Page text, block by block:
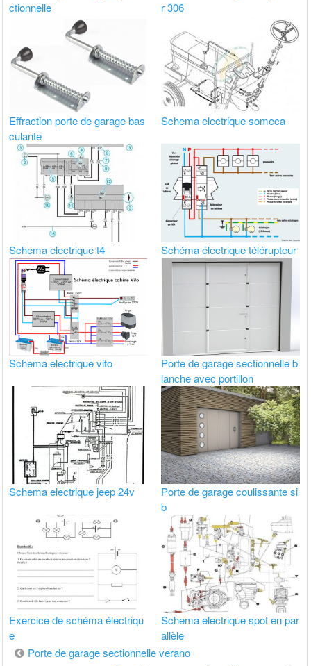
ctionnelle
r 306
Effraction porte de garage bas
culante
Schema electrique someca
Schema electrique t4 Schéma électrique télérupteur
Schema electrique vito
Porte de garage sectionnelle b
lanche avec portillon
Schema electrique jeep 24v
Porte de garage coulissante si
b
Exercice de schéma électriqu
e
Schema electrique spot en par
allèle
Navigation
Porte de garage sectionnelle verano